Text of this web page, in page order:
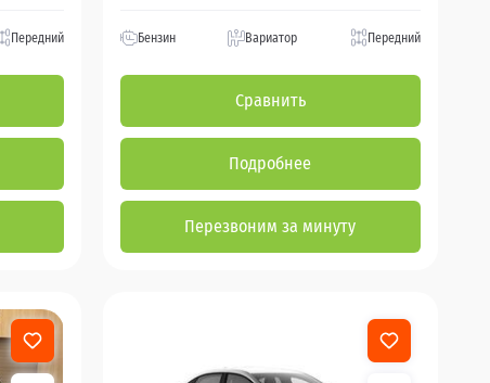
Передний Бензин Вариатор Передний
Сравнить
Подробнее
Перезвоним за минуту